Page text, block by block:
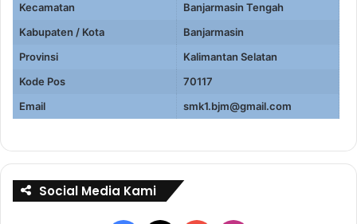
Kecamatan
Banjarmasin Tengah
Kabupaten / Kota
Banjarmasin
Provinsi
Kalimantan Selatan
Kode Pos
70117
Email
smk1.bjm@gmail.com
Social Media Kami